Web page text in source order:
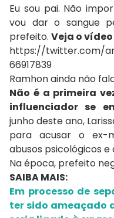
Eu sou pai. Não
vou dar o sangue
prefeito. Veja o
https://twitter.com/
66917839
Ramhon ainda não
Não é a primeira
influenciador se
junho deste ano,
para acusar o ex-
abusos psicológicos
Na época, prefeito
SAIBA MAIS:
Em processo de
ter sido ameaçado